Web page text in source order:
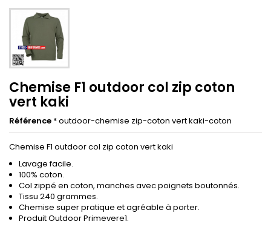
Chemise F1 outdoor col zip coton
vert kaki
Référence * outdoor-chemise zip-coton vert kaki-coton
Chemise F1 outdoor col zip coton vert kaki
Lavage facile.
100% coton.
Col zippé en coton, manches avec poignets boutonnés.
Tissu 240 grammes.
Chemise super pratique et agréable à porter.
Produit Outdoor Primevere1.